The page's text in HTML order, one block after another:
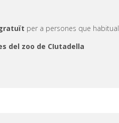
per a persones que
del zoo de CIutadella